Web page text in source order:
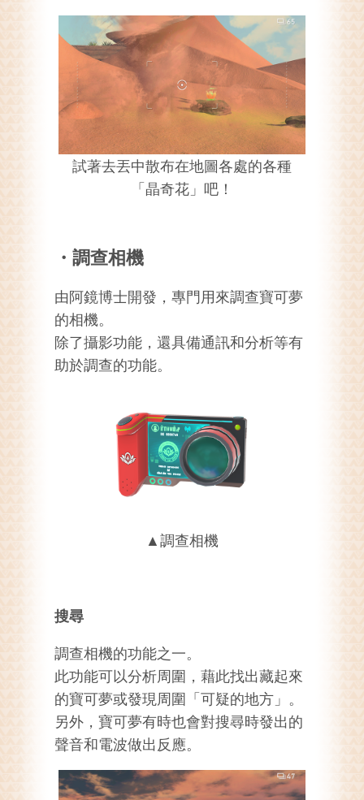
試著去丟中散布在地圖各處的各種
「晶奇花」吧！
・調查相機
由阿鏡博士開發，專門用來調查寶可夢
的相機。
除了攝影功能，還具備通訊和分析等有
助於調查的功能。
▲調查相機
搜尋
調查相機的功能之一。
此功能可以分析周圍，藉此找出藏起來
的寶可夢或發現周圍「可疑的地方」。
另外，寶可夢有時也會對搜尋時發出的
聲音和電波做出反應。